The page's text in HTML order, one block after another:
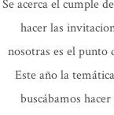
Se acerca el cumple
hacer las
nosotras es el punto
Este año la
buscábamos